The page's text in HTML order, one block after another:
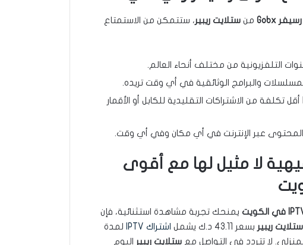
رسيفر Gobx من ستلايت ريبير، ستتمكن من الاستمتاع
التلفزيونية من مختلف أنحاء العالم.
والبرامج الوثائقية في أي وقت تريده.
غالبًا ما تكون اشتراكات IPTV أقل تكلفة من الاشتراكات التقليدية للكابل أو الأقمار
المحتوى عبر الإنترنت في أي مكان وفي أي وقت.
لا مثيل لها مع أقوى
يمنحك تجربة مشاهدة استثنائية، فإن
ستلايت ريبير بسعر 43.11 د.ك يشمل اشتراك IPTV
لمدة
لا تتردد في التواصل مع ستلايت ريبير اليوم